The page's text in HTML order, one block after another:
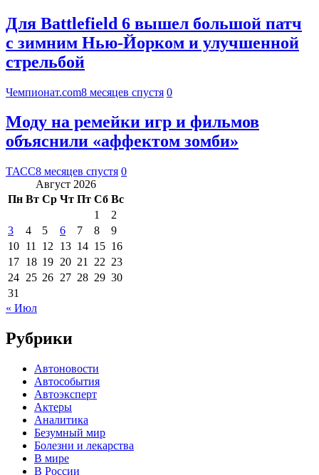
Для Battlefield 6 вышел большой патч
с зимним Нью-Йорком и улучшенной
стрельбой
Чемпионат.com8 месяцев спустя 0
Моду на ремейки игр и фильмов
объяснили «аффектом зомби»
ТАСС8 месяцев спустя 0
Август 2026
Пн Вт Ср Чт Пт Сб Вс
1
2
3
4 5 6 7 8
9
10 11 12 13 14 15 16
17 18 19 20 21 22 23
24 25 26 27 28 29 30
31
« Июл
Рубрики
Автоновости
Автособытия
Автоэксперт
Актеры
Аналитика
Безумный мир
Болезни и лекарства
В мире
В России